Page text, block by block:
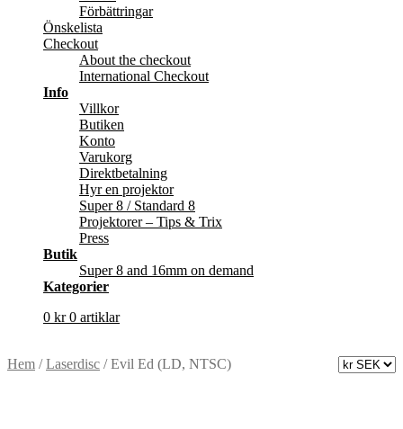
Förbättringar
Önskelista
Checkout
About the checkout
International Checkout
Info
Villkor
Butiken
Konto
Varukorg
Direktbetalning
Hyr en projektor
Super 8 / Standard 8
Projektorer – Tips & Trix
Press
Butik
Super 8 and 16mm on demand
Kategorier
0 kr 0 artiklar
Hem /Laserdisc /Evil Ed (LD, NTSC)